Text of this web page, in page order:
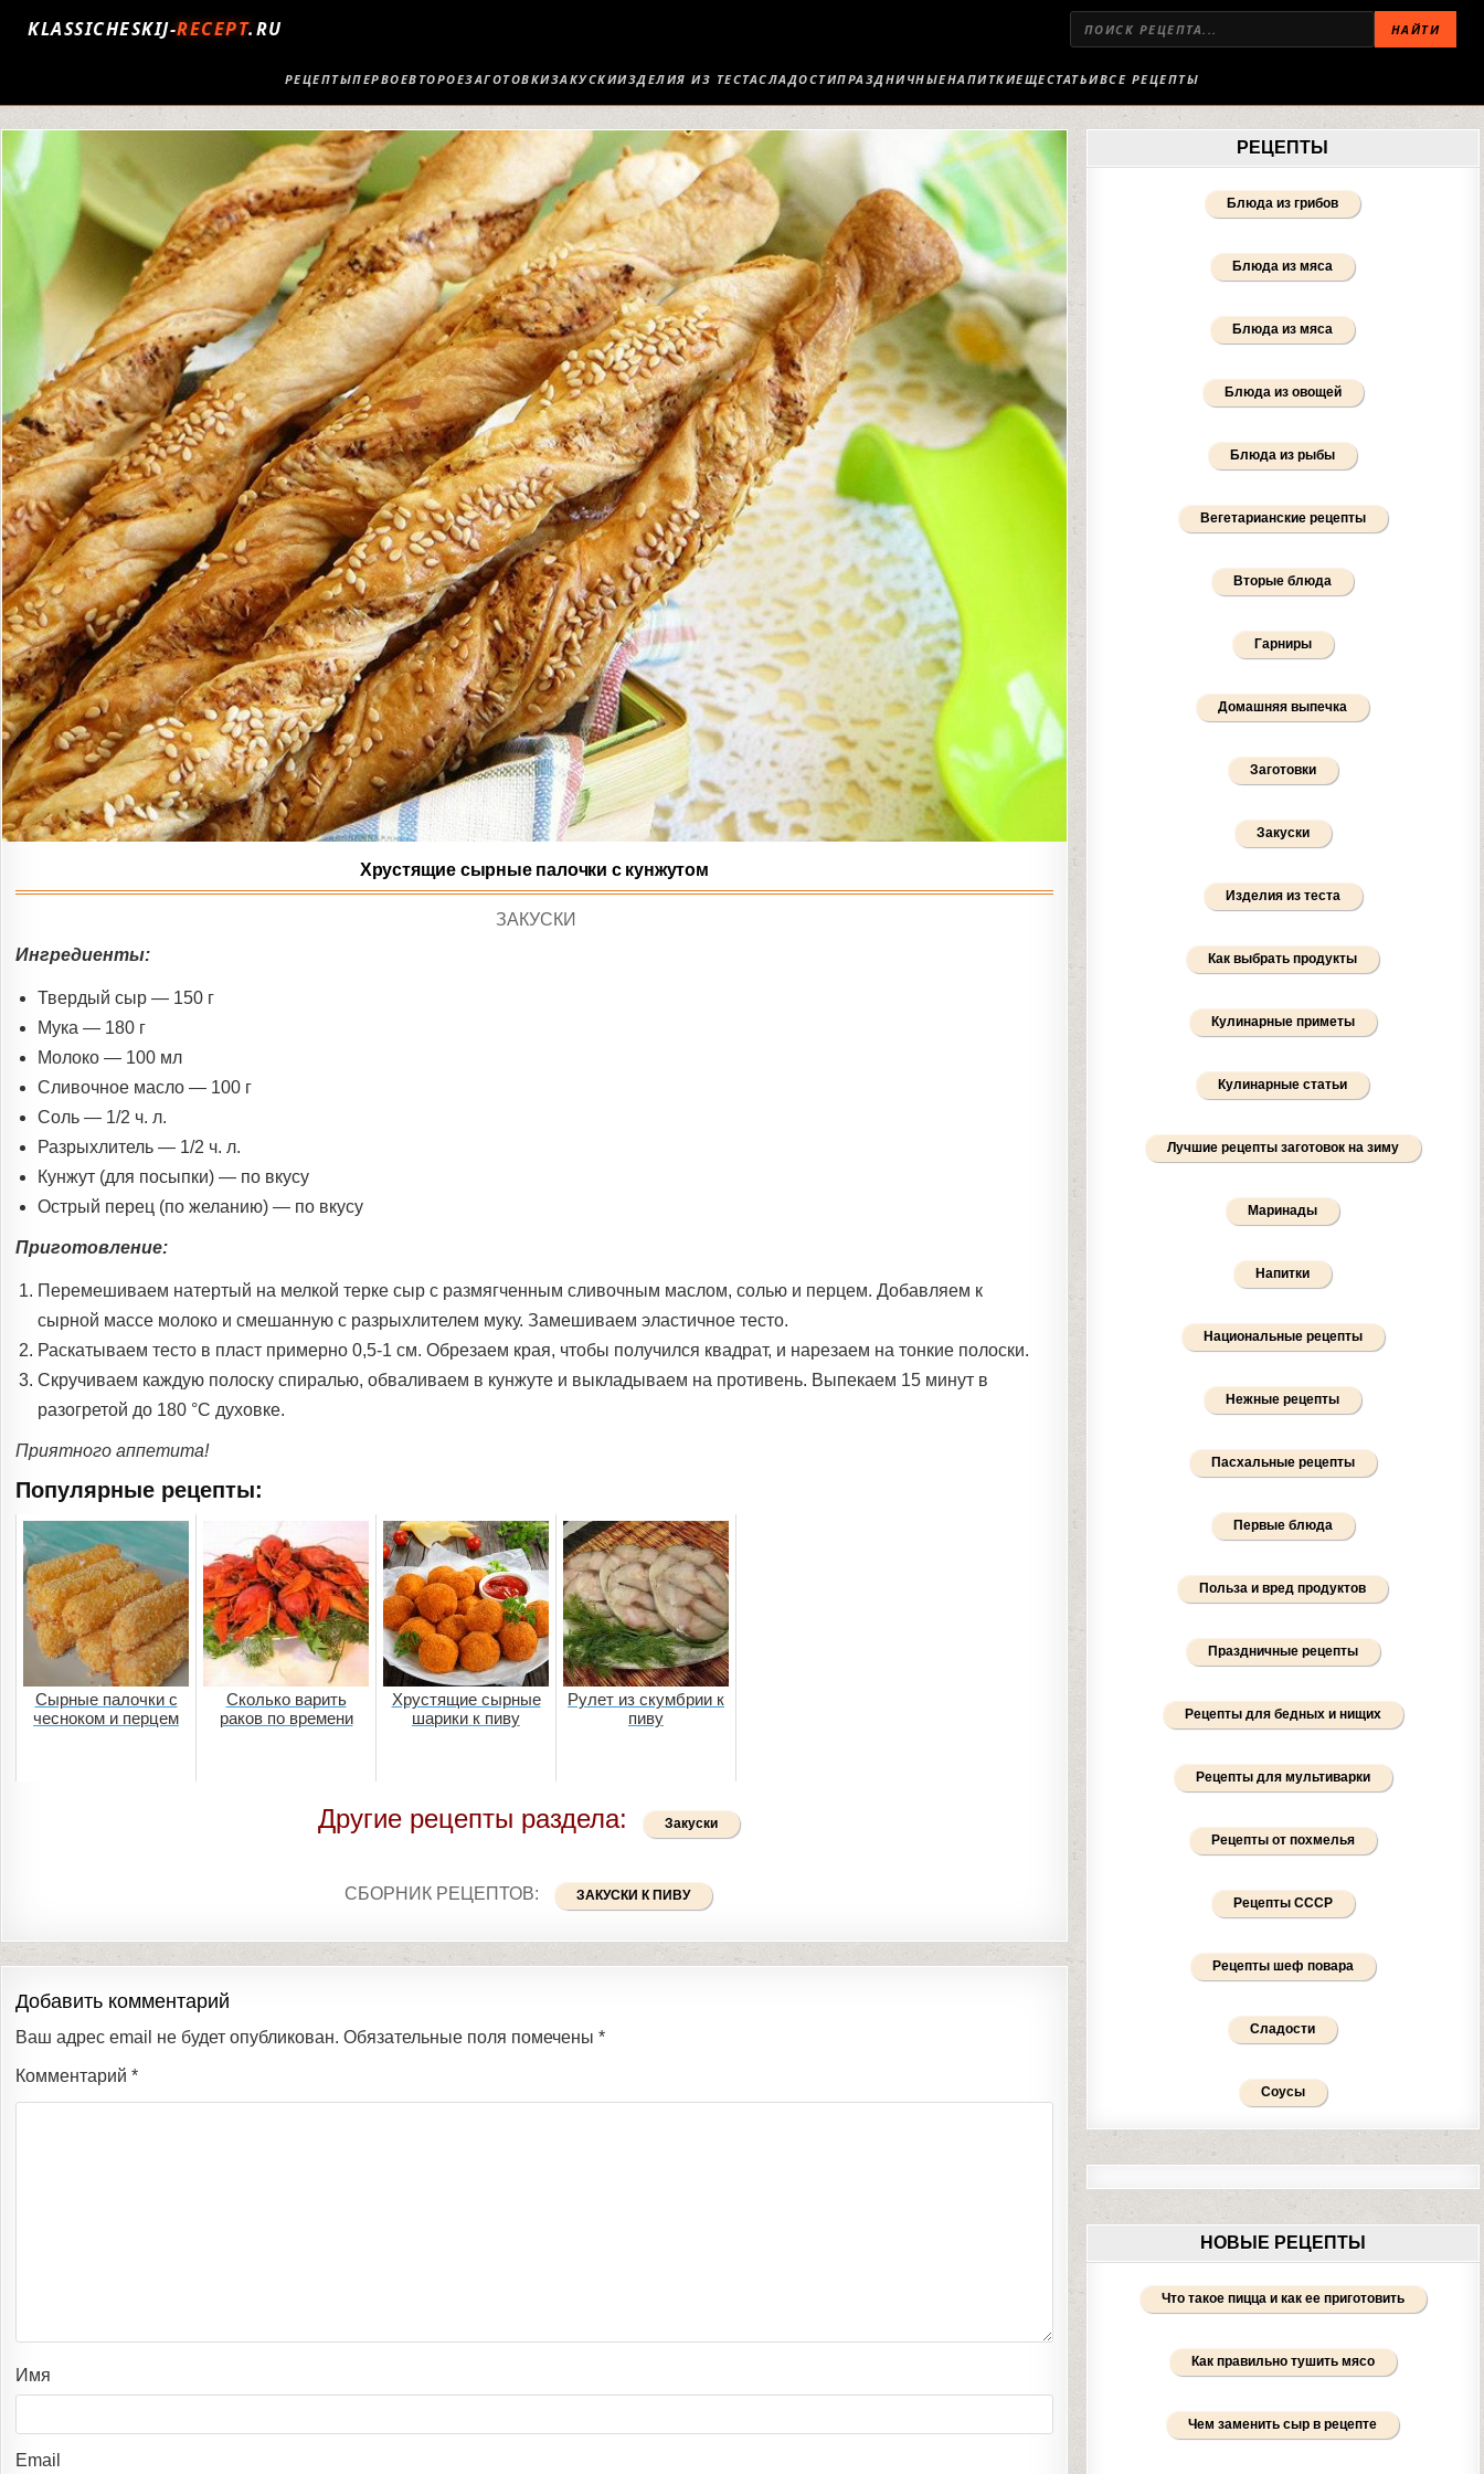
KLASSICHESKIJ-RECEPT.RU НАЙТИ
РЕЦЕПТЫПЕРВОЕВТОРОЕЗАГОТОВКИЗАКУСКИИЗДЕЛИЯ ИЗ ТЕСТАСЛАДОСТИПРАЗДНИЧНЫЕНАПИТКИЕЩЕСТАТЬИВСЕ РЕЦЕПТЫ
Хрустящие сырные палочки с кунжутом
POSTED
ЗАКУСКИ
Ингредиенты:
Твердый сыр — 150 г
Мука — 180 г
Молоко — 100 мл
Сливочное масло — 100 г
Соль — 1/2 ч. л.
Разрыхлитель — 1/2 ч. л.
Кунжут (для посыпки) — по вкусу
Острый перец (по желанию) — по вкусу
Приготовление:
Перемешиваем натертый на мелкой терке сыр с размягченным сливочным маслом, солью и перцем. Добавляем к
сырной массе молоко и смешанную с разрыхлителем муку. Замешиваем эластичное тесто.
Раскатываем тесто в пласт примерно 0,5-1 см. Обрезаем края, чтобы получился квадрат, и нарезаем на тонкие полоски.
Скручиваем каждую полоску спиралью, обваливаем в кунжуте и выкладываем на противень. Выпекаем 15 минут в
разогретой до 180 °С духовке.
Приятного аппетита!
Популярные рецепты:
Сырные палочки с
чесноком и перцем
Сколько варить
раков по времени
Хрустящие сырные
шарики к пиву
Рулет из скумбрии к
пиву
Другие рецепты раздела: Закуски
СБОРНИК РЕЦЕПТОВ: ЗАКУСКИ К ПИВУ
Добавить комментарий
Ваш адрес email не будет опубликован. Обязательные поля помечены *
Комментарий *
Имя
Email
РЕЦЕПТЫ
Блюда из грибов
Блюда из мяса
Блюда из мяса
Блюда из овощей
Блюда из рыбы
Вегетарианские рецепты
Вторые блюда
Гарниры
Домашняя выпечка
Заготовки
Закуски
Изделия из теста
Как выбрать продукты
Кулинарные приметы
Кулинарные статьи
Лучшие рецепты заготовок на зиму
Маринады
Напитки
Национальные рецепты
Нежные рецепты
Пасхальные рецепты
Первые блюда
Польза и вред продуктов
Праздничные рецепты
Рецепты для бедных и нищих
Рецепты для мультиварки
Рецепты от похмелья
Рецепты СССР
Рецепты шеф повара
Сладости
Соусы
НОВЫЕ РЕЦЕПТЫ
Что такое пицца и как ее приготовить
Как правильно тушить мясо
Чем заменить сыр в рецепте